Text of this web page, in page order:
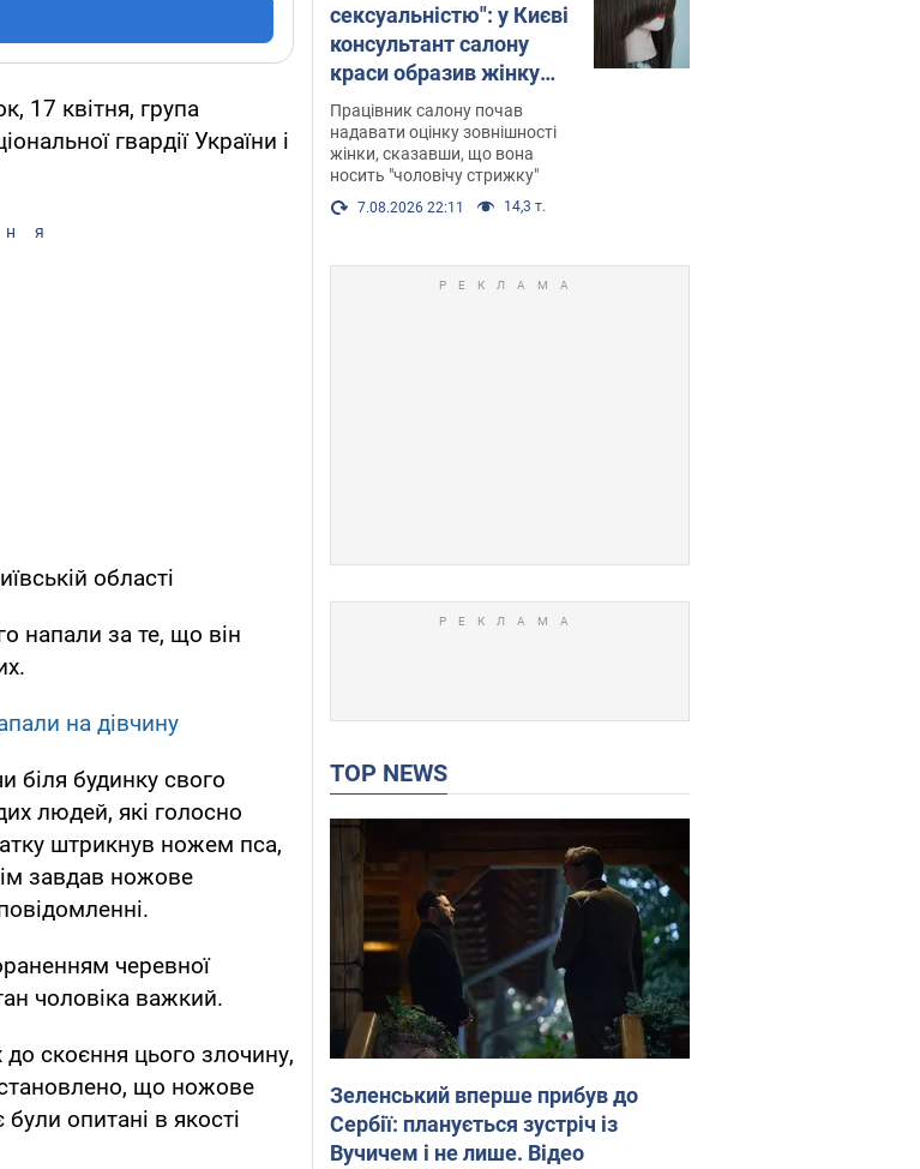
17 квітня, група
гвардії України і
області
напали за те, що він
на дівчину
біля будинку свого
людей, які голосно
штрикнув ножем пса,
завдав ножове
черевної
чоловіка важкий.
скоєння цього злочину,
що ножове
опитані в якості
сексуальністю": у Києві
консультант салону
краси образив жінку
після хімієтерапії,
розгорівся скандал.
Фото
Працівник салону почав
надавати оцінку зовнішності
жінки, сказавши, що вона
носить "чоловічу стрижку"
7.08.2026 22:11 14,3 т.
TOP NEWS
Зеленський вперше прибув до
Сербії: планується зустріч із
Вучичем і не лише. Відео